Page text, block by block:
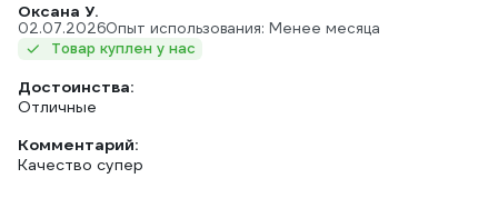
Оксана У.
02.07.2026Опыт использования: Менее месяца
Товар куплен у нас
Достоинства:
Отличные
Комментарий:
Качество супер